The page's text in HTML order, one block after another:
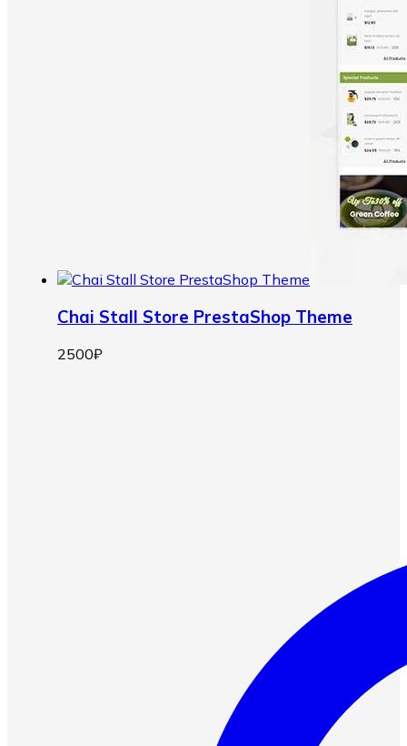
Chai Stall Store PrestaShop Theme
2500₽